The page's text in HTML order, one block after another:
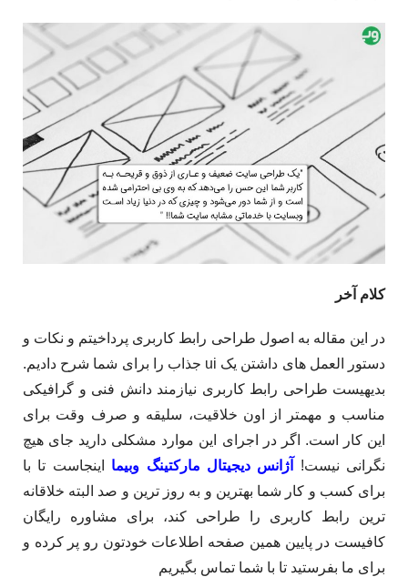
کلام آخر
در این مقاله به اصول طراحی رابط کاربری پرداخیتم و نکات و
دستور العمل های داشتن یک ui جذاب را برای شما شرح دادیم.
بدیهیست طراحی رابط کاربری نیازمند دانش فنی و گرافیکی
مناسب و مهمتر از اون خلاقیت، سلیقه و صرف وقت برای
این کار است. اگر در اجرای این موارد مشکلی دارید جای هیچ
نگرانی نیست!
آژانس دیجیتال مارکتینگ وبیما اینجاست تا با
برای کسب و کار شما بهترین و به روز ترین و صد البته خلاقانه
ترین رابط کاربری را طراحی کند، برای مشاوره رایگان
کافیست در پایین همین صفحه اطلاعات خودتون رو پر کرده و
برای ما بفرستید تا با شما تماس بگیریم